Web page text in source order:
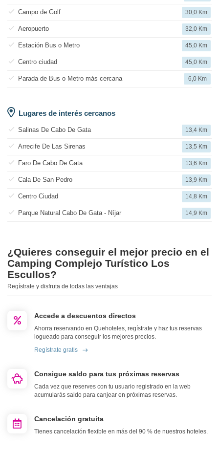
Campo de Golf 30,0 Km
Aeropuerto 32,0 Km
Estación Bus o Metro 45,0 Km
Centro ciudad 45,0 Km
Parada de Bus o Metro más cercana 6,0 Km
Lugares de interés cercanos
Salinas De Cabo De Gata 13,4 Km
Arrecife De Las Sirenas 13,5 Km
Faro De Cabo De Gata 13,6 Km
Cala De San Pedro 13,9 Km
Centro Ciudad 14,8 Km
Parque Natural Cabo De Gata - Níjar 14,9 Km
¿Quieres conseguir el mejor precio en el
Camping Complejo Turístico Los
Escullos?
Regístrate y disfruta de todas las ventajas
Accede a descuentos directos
Ahorra reservando en Quehoteles, regístrate y haz tus reservas
logueado para conseguir los mejores precios.
Regístrate gratis
Consigue saldo para tus próximas reservas
Cada vez que reserves con tu usuario registrado en la web
acumularás saldo para canjear en próximas reservas.
Cancelación gratuita
Tienes cancelación flexible en más del 90 % de nuestros hoteles.